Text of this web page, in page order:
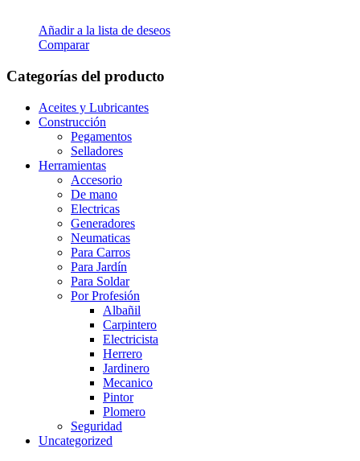
Añadir a la lista de deseos
Comparar
Categorías del producto
Aceites y Lubricantes
Construcción
Pegamentos
Selladores
Herramientas
Accesorio
De mano
Electricas
Generadores
Neumaticas
Para Carros
Para Jardín
Para Soldar
Por Profesión
Albañil
Carpintero
Electricista
Herrero
Jardinero
Mecanico
Pintor
Plomero
Seguridad
Uncategorized